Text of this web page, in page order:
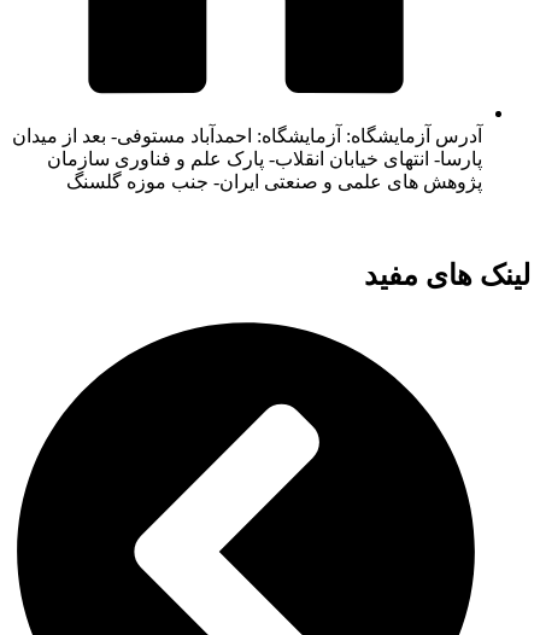
آدرس آزمایشگاه: آزمایشگاه: احمدآباد مستوفی- بعد از میدان
پارسا- انتهای خیابان انقلاب- پارک علم و فناوری سازمان
پژوهش های علمی و صنعتی ایران- جنب موزه گلسنگ
لینک های مفید